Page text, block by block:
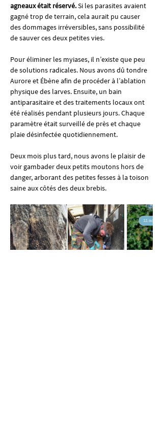
agneaux était réservé. Si les parasites avaient
gagné trop de terrain, cela aurait pu causer
des dommages irréversibles, sans possibilité
de sauver ces deux petites vies.
Pour éliminer les myiases, il n’existe que peu
de solutions radicales. Nous avons dû tondre
Aurore et Ébène afin de procéder à l’ablation
physique des larves. Ensuite, un bain
antiparasitaire et des traitements locaux ont
été réalisés pendant plusieurs jours. Chaque
paramètre était surveillé de près et chaque
plaie désinfectée quotidiennement.
Deux mois plus tard, nous avons le plaisir de
voir gambader deux petits moutons hors de
danger, arborant des petites fesses à la toison
saine aux côtés des deux brebis.